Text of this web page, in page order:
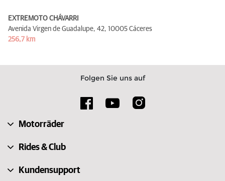
EXTREMOTO CHÁVARRI
Avenida Virgen de Guadalupe, 42, 10005 Cáceres
256,7 km
Folgen Sie uns auf
Motorräder
Rides & Club
Kundensupport